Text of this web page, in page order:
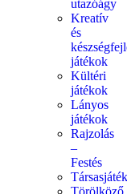
utazóágy
Kreatív
és
játékok
Kültéri
játékok
Lányos
játékok
Rajzolás
–
Festés
Törölköző